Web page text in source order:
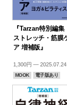
『Tarzan特別編集
ストレッチ・筋膜
ア 増補版』
1,300円 — 2025.07.24
MOOK 電子版あり